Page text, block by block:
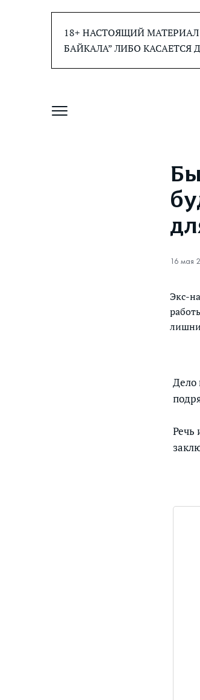
18+ НАСТОЯЩИЙ
БАЙКАЛА” ЛИБО КАСАЕТСЯ
16 мая
Экс-
Дело
Речь